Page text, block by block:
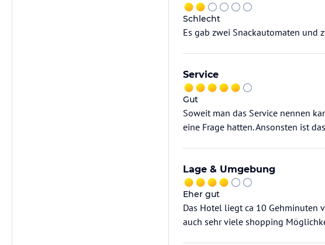
Schlecht
Es gab zwei Snackautomaten und
Service
Gut
Soweit man das Service nennen
eine Frage hatten. Ansonsten ist
Lage & Umgebung
Eher gut
Das Hotel liegt ca 10 Gehminuten
auch sehr viele shopping